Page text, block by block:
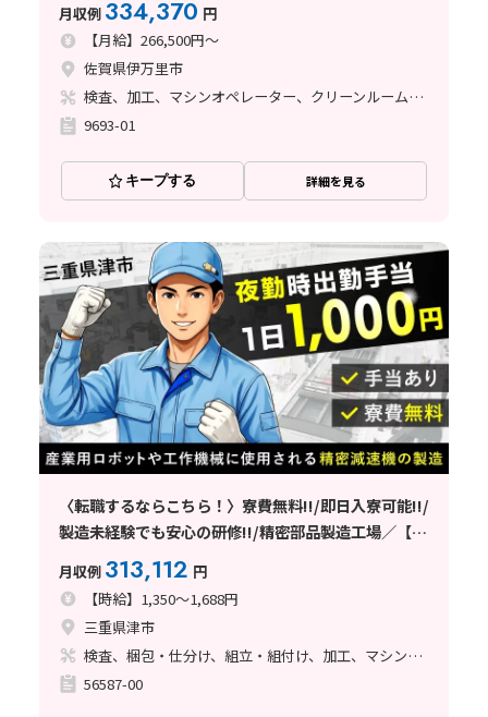
月収例 334,370 円
【月給】266,500円～
佐賀県伊万里市
検査、加工、マシンオペレーター、クリーンルーム、立ち作業
9693-01
キープする 詳細を見る
〈転職するならこちら！〉寮費無料!!/即日入寮可能!!/
製造未経験でも安心の研修!!/精密部品製造工場／【三
重県津市】
月収例 313,112 円
【時給】1,350～1,688円
三重県津市
検査、梱包・仕分け、組立・組付け、加工、マシンオペレーター、清掃・洗浄、品質管理、ライン作業、バリ取り
56587-00